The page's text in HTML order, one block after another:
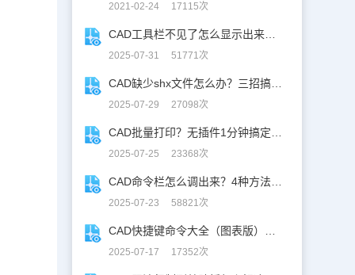
2021-02-24 17115次
2025-07-31 51771次
2025-07-29 27098次
2025-07-25 23368次
2025-07-23 58821次
2025-07-17 17352次